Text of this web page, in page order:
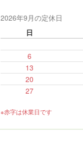
2026年9月の定休日
日
6
13
20
27
※赤字は休業日です